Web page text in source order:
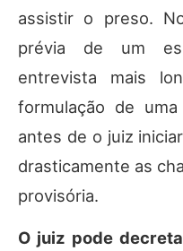
assistir o preso.
prévia de um
entrevista mais
formulação de
antes de o juiz
drasticamente as
provisória.
O juiz pode